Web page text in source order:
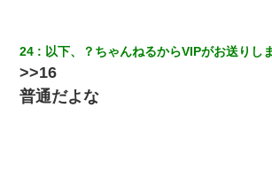
24 以下、？ちゃんねるからVIPがお送りし
>>16
普通だよな